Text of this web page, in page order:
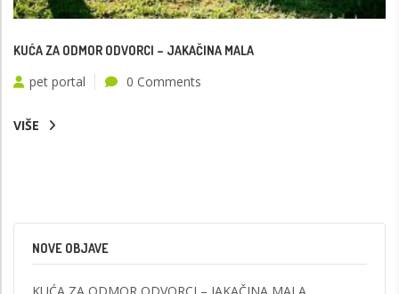
KUĆA ZA ODMOR ODVORCI – JAKAČINA MALA
pet portal 0 Comments
VIŠE
NOVE OBJAVE
KUĆA ZA ODMOR ODVORCI – JAKAČINA MALA